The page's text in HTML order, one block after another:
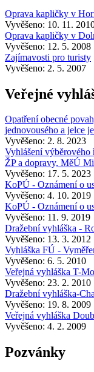
Oprava kapličky v
Vyvěšeno: 10. 11.
Oprava kapličky v
Vyvěšeno: 12. 5. 2008
Zajímavosti pro turisty
Vyvěšeno: 2. 5. 2007
Veřejné
Opatření obecné
jednovousého a jelce
Vyvěšeno: 2. 8. 2023
Vyhlášení výběrového
ŽP a dopravy, MěÚ
Vyvěšeno: 17. 5. 2023
KoPÚ - Oznámení o
Vyvěšeno: 4. 10. 2019
KoPÚ - Oznámení o
Vyvěšeno: 11. 9. 2019
Dražební vyhláška -
Vyvěšeno: 13. 3. 2012
Vyhláška FÚ -
Vyvěšeno: 6. 5. 2010
Veřejná vyhláška T-
Vyvěšeno: 23. 2. 2010
Dražební vyhláška-
Vyvěšeno: 19. 8. 2009
Veřejná vyhláška
Vyvěšeno: 4. 2. 2009
Pozvánky